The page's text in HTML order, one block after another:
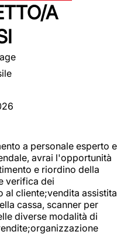
A
a personale esperto e
avrai l'opportunità
e riordino della
verifica dei
al cliente;vendita assistita
cassa, scanner per
diverse modalità di